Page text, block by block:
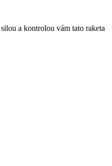
a kontrolou vám tato raketa